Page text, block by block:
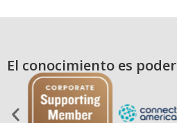
El conocimiento es poder